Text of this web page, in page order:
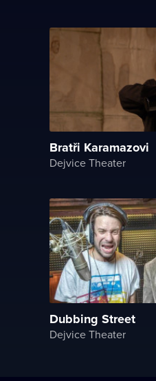
Bratři Karamazovi
Dejvice Theater
Dubbing Street
Dejvice Theater